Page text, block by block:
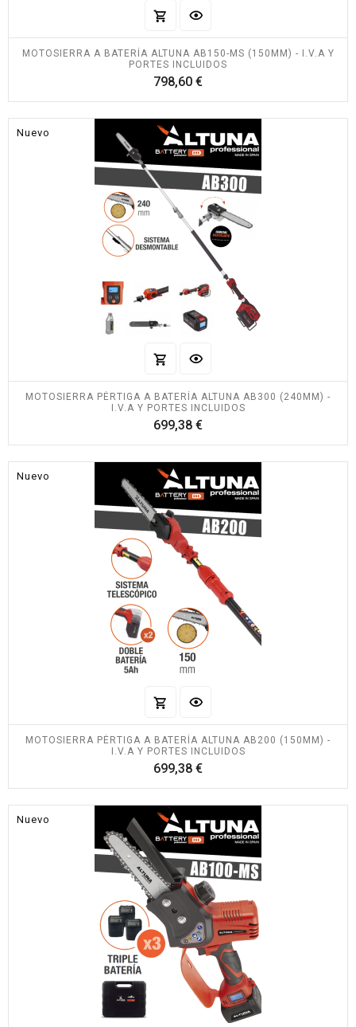
MOTOSIERRA A BATERÍA ALTUNA AB150-MS (150MM) - I.V.A Y
PORTES INCLUIDOS
798,60 €Precio
Nuevo
MOTOSIERRA PÉRTIGA A BATERÍA ALTUNA AB300 (240MM) -
I.V.A Y PORTES INCLUIDOS
699,38 €Precio
Nuevo
MOTOSIERRA PÉRTIGA A BATERÍA ALTUNA AB200 (150MM) -
I.V.A Y PORTES INCLUIDOS
699,38 €Precio
Nuevo